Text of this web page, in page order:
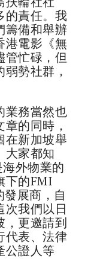
的責任。我
籌備和舉辦
港電影《無
管忙碌，但
勢社群，
業務當然也
的同時，
在新加坡舉
大家都知
外物業的
下的FMI
展商，自
次我們以日
，更邀請到
代表、法律
公證人等